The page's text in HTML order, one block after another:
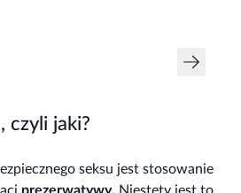
czyli jaki?
seksu jest stosowanie
prezerwatywy. Niestety jest to